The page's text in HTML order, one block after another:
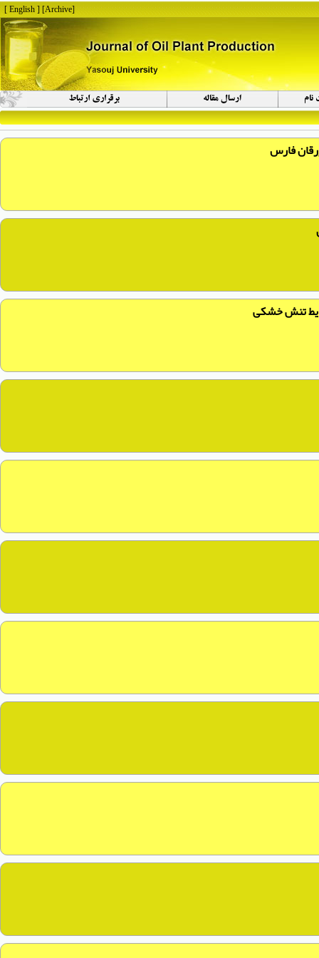
[
Archive
]
[ English ]